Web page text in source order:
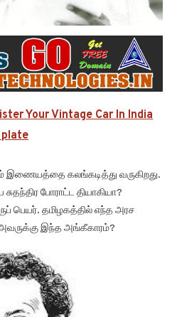
Your Vintage Car In India
plate
இணையத்தை கலங்கடித்து வருகிறது.
போராட்ட தியாகியா?
பெயர். தமிழகத்தில் எந்த அரச
இந்த அங்கீகாரம்?